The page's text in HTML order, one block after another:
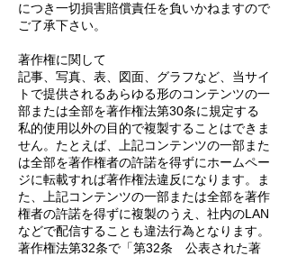
につき一切損害賠償責任を負いかねますので
ご了承下さい。
著作権に関して
記事、写真、表、図面、グラフなど、当サイ
トで提供されるあらゆる形のコンテンツの一
部または全部を著作権法第30条に規定する
私的使用以外の目的で複製することはできま
せん。たとえば、上記コンテンツの一部また
は全部を著作権者の許諾を得ずにホームペー
ジに転載すれば著作権法違反になります。ま
た、上記コンテンツの一部または全部を著作
権者の許諾を得ずに複製のうえ、社内のLAN
などで配信することも違法行為となります。
著作権法第32条で「第32条 公表された著